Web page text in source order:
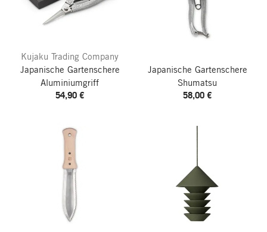
Kujaku Trading Company
Japanische Gartenschere
Aluminiumgriff
54,90 €
Japanische Gartenschere
Shumatsu
58,00 €